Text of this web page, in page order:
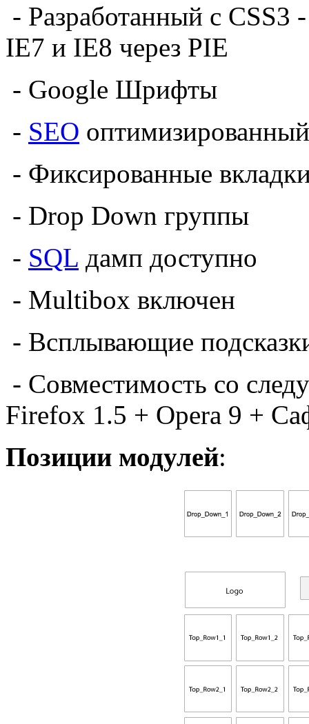
- Разработанный с CSS3
IE7 и IE8 через PIE
- Google Шрифты
- SEO оптимизированный
- Фиксированные
- Drop Down группы
- SQL дамп доступно
- Multibox включен
- Всплывающие
- Совместимость со
Firefox 1.5 + Opera 9 +
Позиции модулей: